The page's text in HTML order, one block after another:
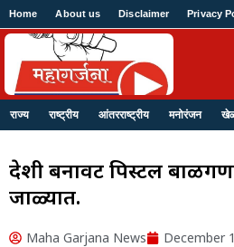
Home About us Disclaimer Privacy
राज्य राष्ट्रीय आंतरराष्ट्रीय मनोरंजन
देशी बनावट पिस्टल
जाळ्यात.
Maha Garjana News December